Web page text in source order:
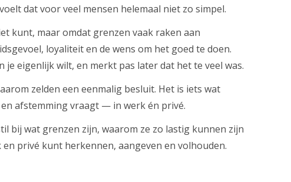
dat voor veel mensen helemaal niet zo simpel.
kunt, maar omdat grenzen vaak raken aan
loyaliteit en de wens om het goed te doen.
je eigenlijk wilt, en merkt pas later dat het te veel was.
zelden een eenmalig besluit. Het is iets wat
afstemming vraagt — in werk én privé.
bij wat grenzen zijn, waarom ze zo lastig kunnen zijn
en privé kunt herkennen, aangeven en volhouden.